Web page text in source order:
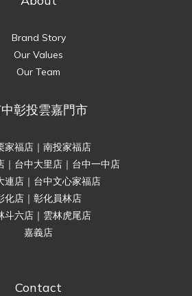
Brand Story
Our Values
Our Team
彰投雲嘉門市
家福店｜南投家福店
｜台中大里店｜台中一中店
連店｜台中文心家福店
化店｜彰化員林店
斗六店｜雲林虎尾店
嘉義店
Contact